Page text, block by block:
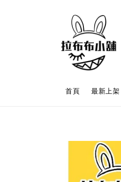
首頁 最新上架